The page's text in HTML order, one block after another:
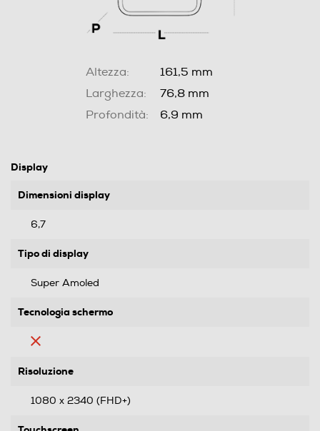
Altezza:
161,5 mm
Larghezza:
76,8 mm
Profondità:
6,9 mm
Display
Dimensioni display
6,7
Tipo di display
Super Amoled
Tecnologia schermo
Risoluzione
1080 x 2340 (FHD+)